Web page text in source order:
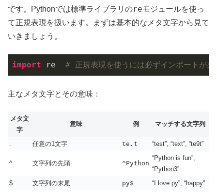
です。Pythonでは標準ライブラリのreモジュールを使っ
て正規表現を扱います。まずは基本的なメタ文字から見て
いきましょう。
import re # 正規表現を使うには必ずインポートが必
主なメタ文字とその意味：
メタ文
字
意味 例 マッチする文字列
. 任意の1文字 te.t “test”, “text”, “te9t”
^ 文字列の先頭 ^Python
“Python is fun”,
“Python3”
$
文字列の末尾 py$ “I love py”, “happy”